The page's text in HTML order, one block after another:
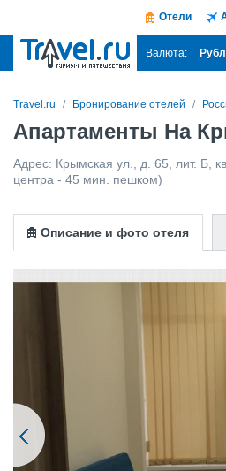
Отели
Валюта:
Travel.ru Бронирование отелей
Апартаменты На
Адрес: Крымская ул., д. 65, лит. Б,
центра - 45 мин. пешком)
Описание и фото отеля